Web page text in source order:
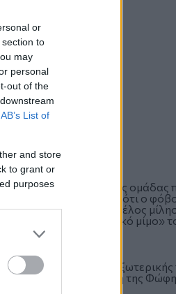
or
to
may
personal
out of the
List of
and store
to grant or
purposes
πολιτικό μέγεθος της ομάδας
την εκτίμηση ότι ο
Ο Ευάγγελος Βενιζέλος
πρωθυπουργό «γραφικό μίμο»
στα θέματα
με την προειδοποίηση της